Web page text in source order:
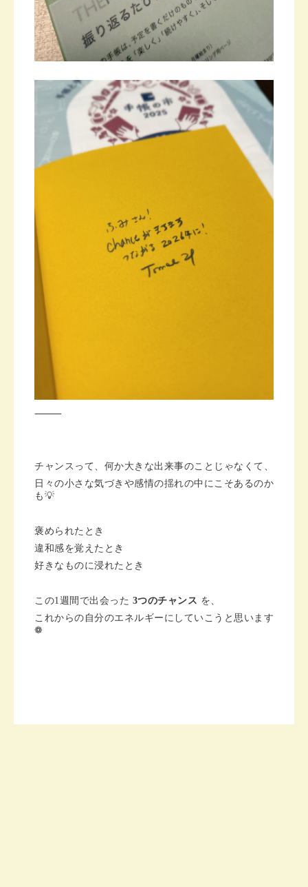
⸻
チャンスって、何か大きな出来事のことじゃなくて、
日々の小さな気づきや感情の揺れの中にこそあるのか
も💡
褒められたとき
違和感を覚えたとき
好きなものに浸れたとき
この1週間で出会った 3つのチャンス を、
これからの自分のエネルギーにしていこうと思います
❁︎